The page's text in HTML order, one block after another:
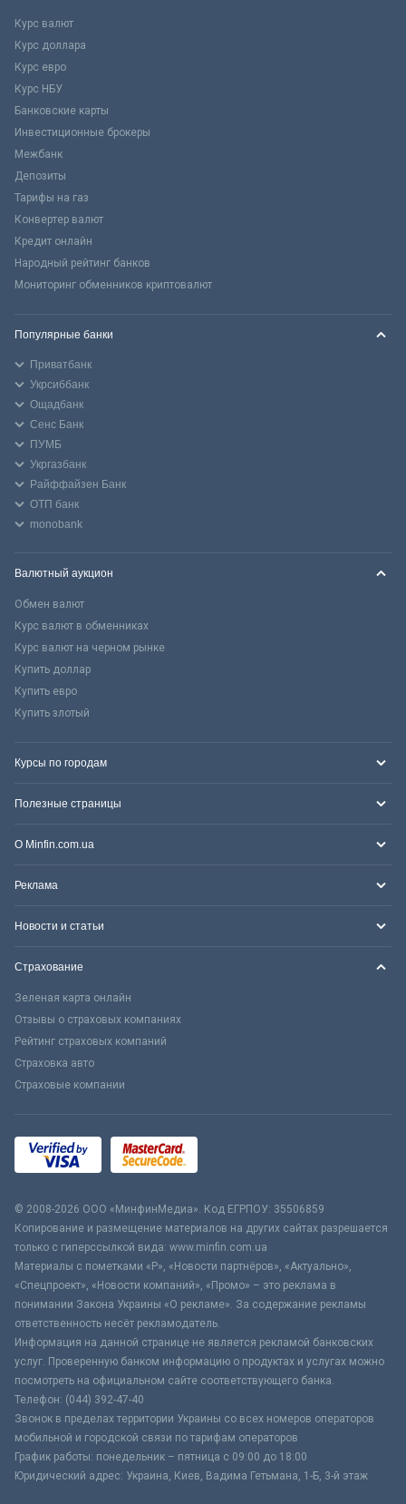
Курс валют
Курс доллара
Курс евро
Курс НБУ
Банковские карты
Инвестиционные брокеры
Межбанк
Депозиты
Тарифы на газ
Конвертер валют
Кредит онлайн
Народный рейтинг банков
Мониторинг обменников криптовалют
Популярные банки
Приватбанк
Укрсиббанк
Ощадбанк
Сенс Банк
ПУМБ
Укргазбанк
Райффайзен Банк
ОТП банк
monobank
Валютный аукцион
Обмен валют
Курс валют в обменниках
Курс валют на черном рынке
Купить доллар
Купить евро
Купить злотый
Курсы по городам
Полезные страницы
О Minfin.com.ua
Реклама
Новости и статьи
Страхование
Зеленая карта онлайн
Отзывы о страховых компаниях
Рейтинг страховых компаний
Страховка авто
Страховые компании
© 2008-2026 ООО «МинфинМедиа». Код ЕГРПОУ: 35506859
Копирование и размещение материалов на других сайтах разрешается
только с гиперссылкой вида: www.minfin.com.ua
Материалы с пометками «Р», «Новости партнёров», «Актуально»,
«Спецпроект», «Новости компаний», «Промо» – это реклама в
понимании Закона Украины «О рекламе». За содержание рекламы
ответственность несёт рекламодатель.
Информация на данной странице не является рекламой банковских
услуг. Проверенную банком информацию о продуктах и услугах можно
посмотреть на официальном сайте соответствующего банка.
Телефон: (044) 392-47-40
Звонок в пределах территории Украины со всех номеров операторов
мобильной и городской связи по тарифам операторов
График работы: понедельник – пятница с 09:00 до 18:00
Юридический адрес: Украина, Киев, Вадима Гетьмана, 1-Б, 3-й этаж